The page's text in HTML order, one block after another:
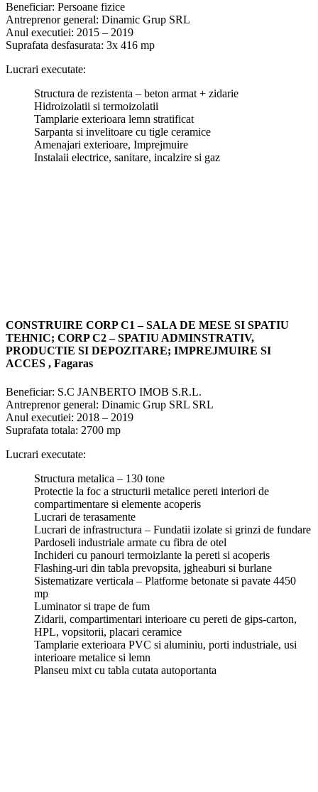
Beneficiar: Persoane fizice
Antreprenor general: Dinamic Grup SRL
Anul executiei: 2015 – 2019
Suprafata desfasurata: 3x 416 mp
Lucrari executate:
Structura de rezistenta – beton armat + zidarie
Hidroizolatii si termoizolatii
Tamplarie exterioara lemn stratificat
Sarpanta si invelitoare cu tigle ceramice
Amenajari exterioare, Imprejmuire
Instalaii electrice, sanitare, incalzire si gaz
CONSTRUIRE CORP C1 – SALA DE MESE SI SPATIU
TEHNIC; CORP C2 – SPATIU ADMINSTRATIV,
PRODUCTIE SI DEPOZITARE; IMPREJMUIRE SI
ACCES , Fagaras
Beneficiar: S.C JANBERTO IMOB S.R.L.
Antreprenor general: Dinamic Grup SRL SRL
Anul executiei: 2018 – 2019
Suprafata totala: 2700 mp
Lucrari executate:
Structura metalica – 130 tone
Protectie la foc a structurii metalice pereti interiori de
compartimentare si elemente acoperis
Lucrari de terasamente
Lucrari de infrastructura – Fundatii izolate si grinzi de fundare
Pardoseli industriale armate cu fibra de otel
Inchideri cu panouri termoizlante la pereti si acoperis
Flashing-uri din tabla prevopsita, jgheaburi si burlane
Sistematizare verticala – Platforme betonate si pavate 4450
mp
Luminator si trape de fum
Zidarii, compartimentari interioare cu pereti de gips-carton,
HPL, vopsitorii, placari ceramice
Tamplarie exterioara PVC si aluminiu, porti industriale, usi
interioare metalice si lemn
Planseu mixt cu tabla cutata autoportanta